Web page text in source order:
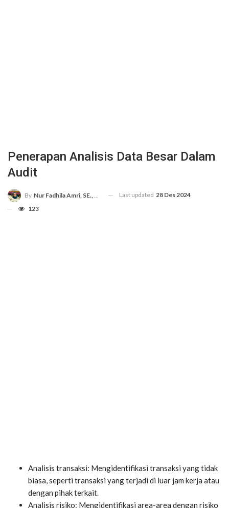
Penerapan Analisis Data Besar Dalam
Audit
By Nur Fadhila Amri, SE., Ak., M.Si Last updated 28 Des 2024
123
Analisis transaksi: Mengidentifikasi transaksi yang tidak
biasa, seperti transaksi yang terjadi di luar jam kerja atau
dengan pihak terkait.
Analisis risiko: Mengidentifikasi area-area dengan risiko